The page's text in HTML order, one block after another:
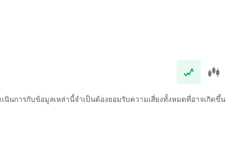
นการกับข้อมูลเหล่านี้จำเป็นต้องยอมรับความเสี่ยงทั้งหมดที่อาจเกิดขึ้น